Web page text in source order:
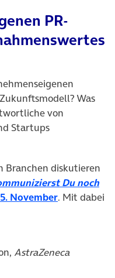
PR-
Was
von
Startups
Branchen diskutieren
Du noch
November. Mit dabei
AstraZeneca